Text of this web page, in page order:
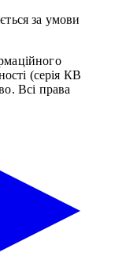
за умови
(серія КВ
Всі права